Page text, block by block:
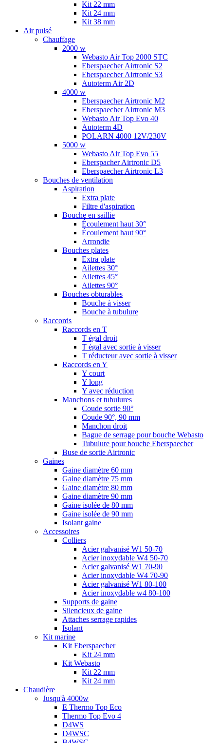
Kit 22 mm
Kit 24 mm
Kit 38 mm
Air pulsé
Chauffage
2000 w
Webasto Air Top 2000 STC
Eberspaecher Airtronic S2
Eberspaecher Airtronic S3
Autoterm Air 2D
4000 w
Eberspaecher Airtronic M2
Eberspaecher Airtronic M3
Webasto Air Top Evo 40
Autoterm 4D
POLARN 4000 12V/230V
5000 w
Webasto Air Top Evo 55
Eberspacher Airtronic D5
Eberspaecher Airtronic L3
Bouches de ventilation
Aspiration
Extra plate
Filtre d'aspiration
Bouche en saillie
Écoulement haut 30°
Écoulement haut 90°
Arrondie
Bouches plates
Extra plate
Ailettes 30°
Ailettes 45°
Ailettes 90°
Bouches obturables
Bouche à visser
Bouche à tubulure
Raccords
Raccords en T
T égal droit
T égal avec sortie à visser
T réducteur avec sortie à visser
Raccords en Y
Y court
Y long
Y avec réduction
Manchons et tubulures
Coude sortie 90°
Coude 90°, 90 mm
Manchon droit
Bague de serrage pour bouche Webasto
Tubulure pour bouche Eberspaecher
Buse de sortie Airtronic
Gaines
Gaine diamètre 60 mm
Gaine diamètre 75 mm
Gaine diamètre 80 mm
Gaine diamètre 90 mm
Gaine isolée de 80 mm
Gaine isolée de 90 mm
Isolant gaine
Accessoires
Colliers
Acier galvanisé W1 50-70
Acier inoxydable W4 50-70
Acier galvanisé W1 70-90
Acier inoxydable W4 70-90
Acier galvanisé W1 80-100
Acier inoxydable w4 80-100
Supports de gaine
Silencieux de gaine
Attaches serrage rapides
Isolant
Kit marine
Kit Eberspaecher
Kit 24 mm
Kit Webasto
Kit 22 mm
Kit 24 mm
Chaudière
Jusqu'à 4000w
E Thermo Top Eco
Thermo Top Evo 4
D4WS
D4WSC